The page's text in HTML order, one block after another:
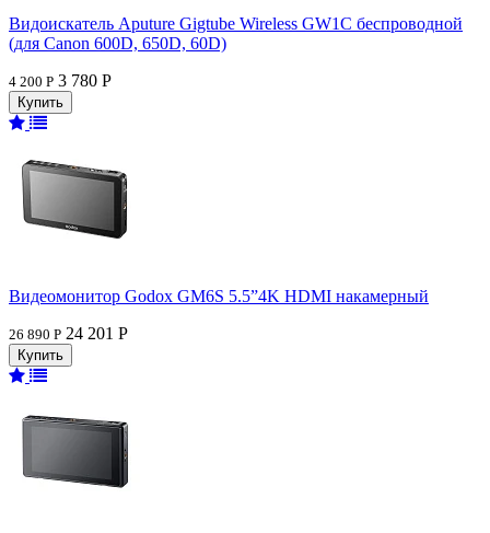
Видоискатель Aputure Gigtube Wireless GW1C беспроводной
(для Canon 600D, 650D, 60D)
4 200 Р 3 780 Р
Видеомонитор Godox GM6S 5.5”4K HDMI накамерный
26 890 Р 24 201 Р